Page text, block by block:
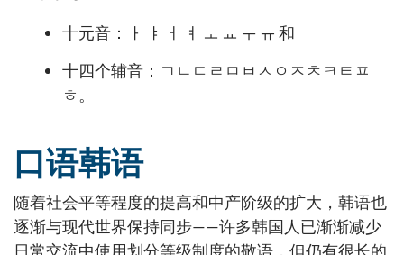
十元音：ㅏ ㅑ ㅓ ㅕ ㅗ ㅛ ㅜ ㅠ 和
十四个辅音：ㄱㄴㄷㄹㅁㅂㅅㅇㅈㅊㅋㅌㅍ
ㅎ。
口语韩语
随着社会平等程度的提高和中产阶级的扩大，韩语也
逐渐与现代世界保持同步——许多韩国人已渐渐减少
日常交流中使用划分等级制度的敬语，但仍有很长的